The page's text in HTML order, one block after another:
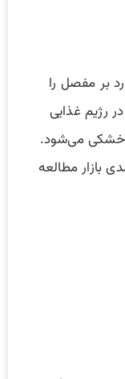
بر مفصل را
رژیم غذایی
خشکی می‌شود.
بازار مطالعه